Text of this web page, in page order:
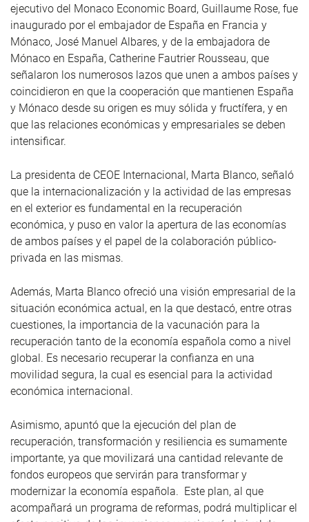
ejecutivo del Monaco Economic Board, Guillaume Rose, fue
inaugurado por el embajador de España en Francia y
Mónaco, José Manuel Albares, y de la embajadora de
Mónaco en España, Catherine Fautrier Rousseau, que
señalaron los numerosos lazos que unen a ambos países y
coincidieron en que la cooperación que mantienen España
y Mónaco desde su origen es muy sólida y fructífera, y en
que las relaciones económicas y empresariales se deben
intensificar.
La presidenta de CEOE Internacional, Marta Blanco, señaló
que la internacionalización y la actividad de las empresas
en el exterior es fundamental en la recuperación
económica, y puso en valor la apertura de las economías
de ambos países y el papel de la colaboración público-
privada en las mismas.
Además, Marta Blanco ofreció una visión empresarial de la
situación económica actual, en la que destacó, entre otras
cuestiones, la importancia de la vacunación para la
recuperación tanto de la economía española como a nivel
global. Es necesario recuperar la confianza en una
movilidad segura, la cual es esencial para la actividad
económica internacional.
Asimismo, apuntó que la ejecución del plan de
recuperación, transformación y resiliencia es sumamente
importante, ya que movilizará una cantidad relevante de
fondos europeos que servirán para transformar y
modernizar la economía española. Este plan, al que
acompañará un programa de reformas, podrá multiplicar el